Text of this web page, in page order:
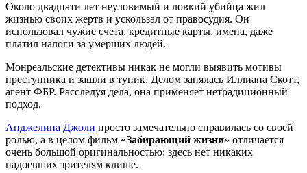
Около двадцати лет неуловимый и ловкий убийца жил
жизнью своих жертв и ускользал от правосудия. Он
использовал чужие счета, кредитные карты, имена, даже
платил налоги за умерших людей.
Монреальские детективы никак не могли выявить мотивы
преступника и зашли в тупик. Делом занялась Иллиана Скотт,
агент ФБР. Расследуя дела, она применяет нетрадиционный
подход.
Анджелина Джоли просто замечательно справилась со своей
ролью, а в целом фильм «Забирающий жизни» отличается
очень большой оригинальностью: здесь нет никаких
надоевших зрителям клише.